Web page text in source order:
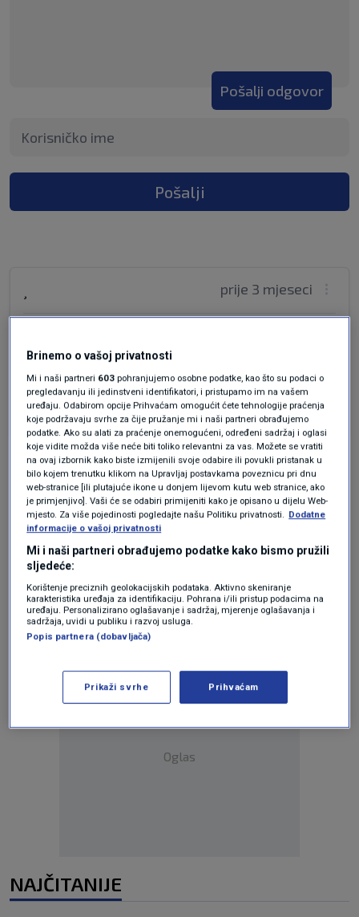
Pošalji odgovor
Pošalji
prije 3 mjeseci
Na kobili?
Odgovor
Oglas
Oglas
NAJČITANIJE
Brinemo o vašoj privatnosti
Mi i naši partneri 603 pohranjujemo osobne podatke, kao što su podaci o
pregledavanju ili jedinstveni identifikatori, i pristupamo im na vašem
uređaju. Odabirom opcije Prihvaćam omogućit ćete tehnologije praćenja
koje podržavaju svrhe za čije pružanje mi i naši partneri obrađujemo
podatke. Ako su alati za praćenje onemogućeni, određeni sadržaj i oglasi
koje vidite možda više neće biti toliko relevantni za vas. Možete se vratiti
na ovaj izbornik kako biste izmijenili svoje odabire ili povukli pristanak u
bilo kojem trenutku klikom na Upravljaj postavkama poveznicu pri dnu
web-stranice [ili plutajuće ikone u donjem lijevom kutu web stranice, ako
je primjenjivo]. Vaši će se odabiri primijeniti kako je opisano u dijelu Web-
mjesto. Za više pojedinosti pogledajte našu Politiku privatnosti. Dodatne
informacije o vašoj privatnosti
Mi i naši partneri obrađujemo podatke kako bismo pružili
sljedeće:
Korištenje preciznih geolokacijskih podataka. Aktivno skeniranje
karakteristika uređaja za identifikaciju. Pohrana i/ili pristup podacima na
uređaju. Personalizirano oglašavanje i sadržaj, mjerenje oglašavanja i
sadržaja, uvidi u publiku i razvoj usluga.
Popis partnera (dobavljača)
Prikaži svrhe Prihvaćam